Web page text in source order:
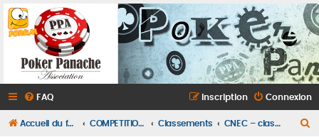
FAQ Connexion
Inscription
Accueil du forum COMPETITIONS INTERCLUBS CFEPA ET CFIPA Classements CNEC – classement régional